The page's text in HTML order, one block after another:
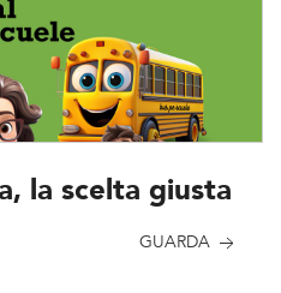
la scelta giusta
GUARDA